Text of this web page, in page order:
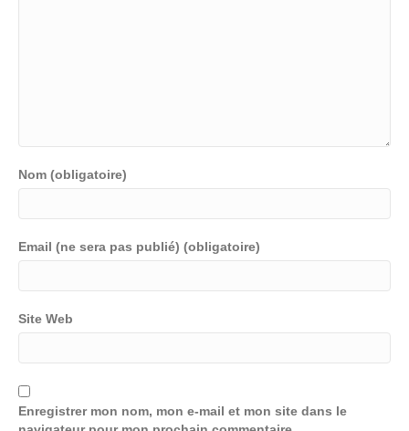
Nom (obligatoire)
Email (ne sera pas publié) (obligatoire)
Site Web
Enregistrer mon nom, mon e-mail et mon site dans le